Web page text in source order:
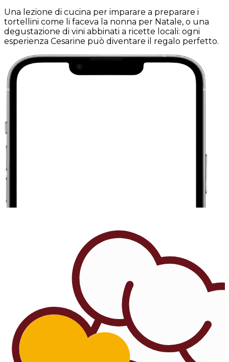
Una lezione di cucina per imparare a preparare i
tortellini come li faceva la nonna per Natale, o una
degustazione di vini abbinati a ricette locali: ogni
esperienza Cesarine può diventare il regalo perfetto.